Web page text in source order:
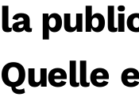
la
Quelle